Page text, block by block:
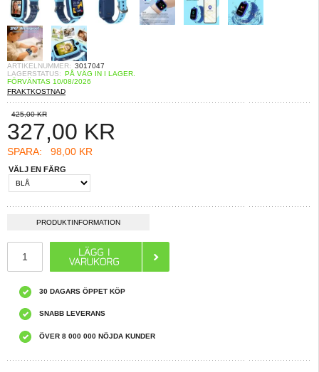
ARTIKELNUMMER: 3017047
LAGERSTATUS: PÅ VÄG IN I LAGER.
FÖRVÄNTAS 10/08/2026
FRAKTKOSTNAD
425,00 KR
327,00 KR
SPARA: 98,00 KR
VÄLJ EN FÄRG
PRODUKTINFORMATION
30 DAGARS ÖPPET KÖP
SNABB LEVERANS
ÖVER 8 000 000 NÖJDA KUNDER